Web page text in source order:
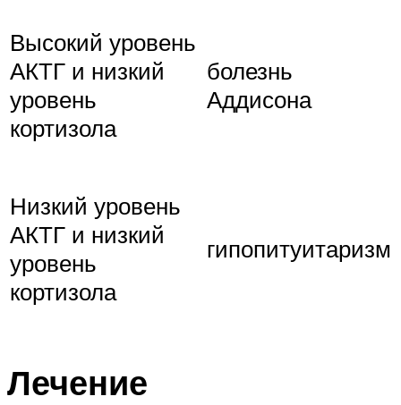
Высокий уровень
АКТГ и низкий
уровень
кортизола
болезнь
Аддисона
Низкий уровень
АКТГ и низкий
уровень
кортизола
гипопитуитаризм
Лечение